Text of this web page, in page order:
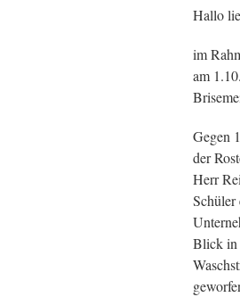
Hallo
im
am
Gegen
der
Herr
Blick in